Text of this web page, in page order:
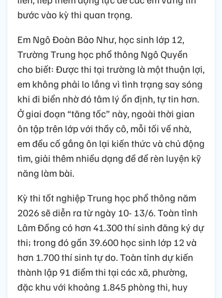
bước vào kỳ thi quan trọng.
Em Ngô Đoàn Bảo Như, học sinh lớp 12,
Trường Trung học phổ thông Ngô Quyền
cho biết: Được thi tại trường là một thuận lợi,
em không phải lo lắng vì tình trạng say sóng
khi đi biển nhờ đó tâm lý ổn định, tự tin hơn.
Ở giai đoạn “tăng tốc” này, ngoài thời gian
ôn tập trên lớp với thầy cô, mỗi tối về nhà,
em đều cố gắng ôn lại kiến thức và chủ động
tìm, giải thêm nhiều dạng đề để rèn luyện kỹ
năng làm bài.
Kỳ thi tốt nghiệp Trung học phổ thông năm
2026 sẽ diễn ra từ ngày 10- 13/6. Toàn tỉnh
Lâm Đồng có hơn 41.300 thí sinh đăng ký dự
thi; trong đó gần 39.600 học sinh lớp 12 và
hơn 1.700 thí sinh tự do. Toàn tỉnh dự kiến
thành lập 91 điểm thi tại các xã, phường,
đặc khu với khoảng 1.845 phòng thi, huy